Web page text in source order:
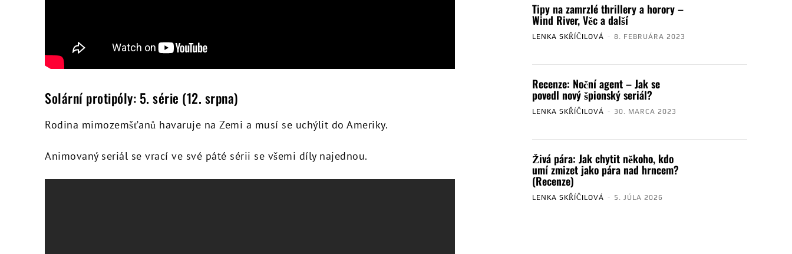
Solární protipóly: 5. série (12. srpna)
Rodina mimozemšťanů havaruje na Zemi a musí se uchýlit do Ameriky.
Animovaný seriál se vrací ve své páté sérii se všemi díly najednou.
Tipy na zamrzlé thrillery a horory –
Wind River, Věc a další
LENKA SKŘÍČILOVÁ - 8. FEBRUÁRA 2023
Recenze: Noční agent – Jak se
povedl nový špionský seriál?
LENKA SKŘÍČILOVÁ - 30. MARCA 2023
Živá pára: Jak chytit někoho, kdo
umí zmizet jako pára nad hrncem?
(Recenze)
LENKA SKŘÍČILOVÁ - 5. JÚLA 2026